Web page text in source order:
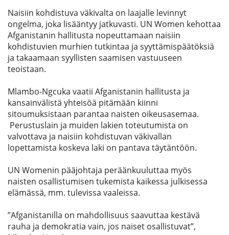
Naisiin kohdistuva väkivalta on laajalle levinnyt
ongelma, joka lisääntyy jatkuvasti. UN Women kehottaa
Afganistanin hallitusta nopeuttamaan naisiin
kohdistuvien murhien tutkintaa ja syyttämispäätöksiä
ja takaamaan syyllisten saamisen vastuuseen
teoistaan.
Mlambo-Ngcuka vaatii Afganistanin hallitusta ja
kansainvälistä yhteisöä pitämään kiinni
sitoumuksistaan parantaa naisten oikeusasemaa.
Perustuslain ja muiden lakien toteutumista on
valvottava ja naisiin kohdistuvan väkivallan
lopettamista koskeva laki on pantava täytäntöön.
UN Womenin pääjohtaja peräänkuuluttaa myös
naisten osallistumisen tukemista kaikessa julkisessa
elämässä, mm. tulevissa vaaleissa.
”Afganistanilla on mahdollisuus saavuttaa kestävä
rauha ja demokratia vain, jos naiset osallistuvat”,